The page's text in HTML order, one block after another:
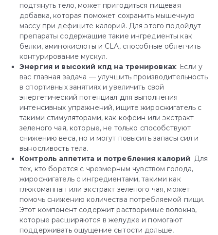
подтянуть тело, может пригодиться пищевая
добавка, которая поможет сохранить мышечную
массу при дефиците калорий. Для этого подойдут
препараты содержащие такие ингредиенты как
белки, аминокислоты и CLA, способные облегчить
контурирование мускул.
Энергия и высокий кпд на тренировках: Если у
вас главная задача — улучшить производительность
в спортивных занятиях и увеличить свой
энергетический потенциал для выполнения
интенсивных упражнений, ищите жиросжигатель с
такими стимуляторами, как кофеин или экстракт
зеленого чая, которые, не только способствуют
снижению веса, но и могут повысить запасы сил и
выносливость тела.
Контроль аппетита и потребления калорий: Для
тех, кто борется с чрезмерным чувством голода,
жиросжигатель с ингредиентами, такими как
глюкоманнан или экстракт зеленого чая, может
помочь снижению количества потребляемой пищи.
Этот компонент содержит растворимые волокна,
которые расширяются в желудке и помогают
поддерживать ощущение сытости дольше,